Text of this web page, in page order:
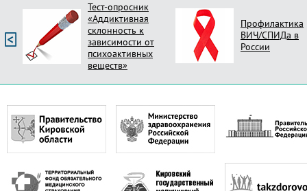
Тест-опросник
«Аддиктивная
склонность к
зависимости от
психоактивных
веществ»
Профилактика
ВИЧ/СПИДа в
России